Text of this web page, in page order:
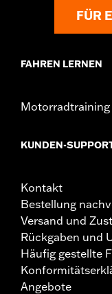
FÜR
FAHREN LERNEN
Motorradtraining
KUNDEN-
Kontakt
Bestellung
Versand und
Rückgaben und
Häufig gestellte
Angebote